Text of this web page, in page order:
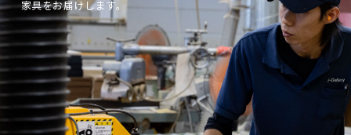
家具をお届けします。
家具をお届けします。
家具をお届けします。